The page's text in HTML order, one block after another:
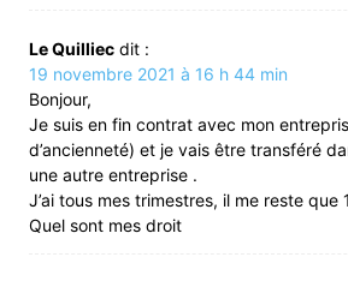
Le Quilliec dit :
19 novembre 2021 à 16 h 44 min
Bonjour,
Je suis en fin contrat avec mon
d’ancienneté) et je vais être transféré
une autre entreprise .
J’ai tous mes trimestres, il me reste que
Quel sont mes droit